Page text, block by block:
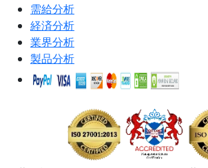
需給分析
経済分析
業界分析
製品分析